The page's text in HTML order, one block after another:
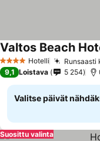
4 Tähtiluokitus
Hotelli Runsaasti
Valtos Beach
9,1 Loistava 5 254
Valitse päivät
Suosittu valinta